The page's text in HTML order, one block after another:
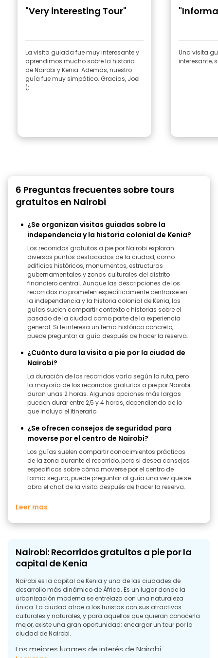
"Very interesting Tour"
La visita guiada fue muy interesante y
aprendimos mucho sobre la historia
de Nairobi y Kenia. Además, nuestro
guía fue muy simpático. Gracias, Joel
(:
Una visita
interesante,
6 Preguntas frecuentes sobre tours
gratuitos en Nairobi
¿Se organizan visitas guiadas sobre la
independencia y la historia colonial de Kenia?
Los recorridos gratuitos a pie por Nairobi exploran
diversos puntos destacados de la ciudad, como
edificios históricos, monumentos, estructuras
gubernamentales y zonas culturales del distrito
financiero central. Aunque las descripciones de los
recorridos no prometen específicamente centrarse en
la independencia y la historia colonial de Kenia, los
guías suelen compartir contexto e historias sobre el
pasado de la ciudad como parte de la experiencia
general. Si le interesa un tema histórico concreto,
puede preguntar al guía después de hacer la reserva.
¿Cuánto dura la visita a pie por la ciudad de
Nairobi?
La duración de los recorridos varía según la ruta, pero
la mayoría de los recorridos gratuitos a pie por Nairobi
duran unas 2 horas. Algunas opciones más largas
pueden durar entre 2,5 y 4 horas, dependiendo de lo
que incluya el itinerario.
¿Se ofrecen consejos de seguridad para
moverse por el centro de Nairobi?
Los guías suelen compartir conocimientos prácticos
de la zona durante el recorrido, pero si desea consejos
específicos sobre cómo moverse por el centro de
forma segura, puede preguntar al guía una vez que se
abra el chat de la visita después de hacer la reserva.
Leer mas
Nairobi: Recorridos gratuitos a pie por la
capital de Kenia
Nairobi es la capital de Kenia y una de las ciudades de
desarrollo más dinámico de África. Es un lugar donde la
urbanización moderna se entrelaza con una naturaleza
única. La ciudad atrae a los turistas con sus atractivos
culturales y naturales, y para aquellos que quieran conocerla
mejor, existe una gran oportunidad: encargar un tour por la
ciudad de Nairobi.
Los mejores lugares de interés de Nairobi